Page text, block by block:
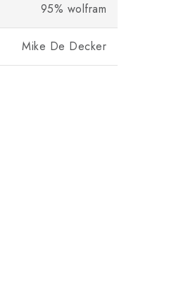
95% wolfram
Mike De Decker